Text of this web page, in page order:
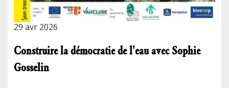
29 avr 2026
Construire la démocratie de l'eau avec Sophie
Gosselin